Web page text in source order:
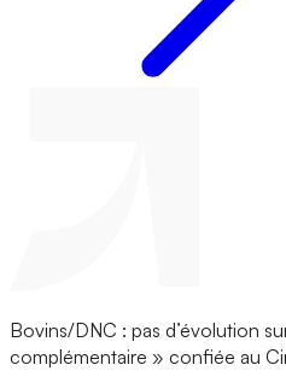
Bovins/DNC : pas d’évolution
complémentaire » confiée au